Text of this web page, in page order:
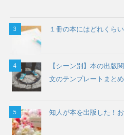
１冊の本にはどれくら
【シーン別】本の出版
文のテンプレートまとめ
知人が本を出版した！